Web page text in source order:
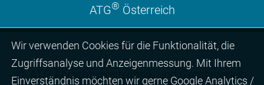
ATG® Österreich
© ATG Abdichtungstechnik und Geräteverleih
Wir ver­wen­den Cookies für die Funktio­na­lität, die
Zugriffs­ana­lyse und Anzei­gen­mes­sung. Mit Ihrem
Ein­ver­ständ­nis möchten wir gerne Google Analytics /